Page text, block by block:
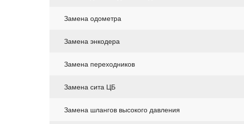
Замена одометра
Замена энкодера
Замена переходников
Замена сита ЦБ
Замена шлангов высокого давления